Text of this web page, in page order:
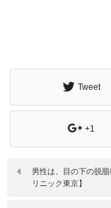
Tweet
+1
男性は、目の下の脱
リニック東京】